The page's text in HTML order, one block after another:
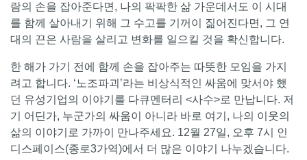
람의 손을 잡아준다면, 나의 팍팍한 삶 가운데서도 이 시대
를 함께 살아내기 위해 그 수고를 기꺼이 짊어진다면, 그 연
대의 끈은 사람을 살리고 변화를 일으킬 것을 확신합니다.
한 해가 가기 전에 함께 손을 잡아주는 따뜻한 모임을 가지
려고 합니다. ‘노조파괴’라는 비상식적인 싸움에 맞서야 했
던 유성기업의 이야기를 다큐멘터리 <사수>로 만납니다. 저
기 어딘가, 누군가의 싸움이 아니라 바로 여기, 나의 이웃의
삶의 이야기로 가까이 만나주세요. 12월 27일, 오후 7시 인
디스페이스(종로3가역)에서 더 많은 이야기 나누겠습니다.